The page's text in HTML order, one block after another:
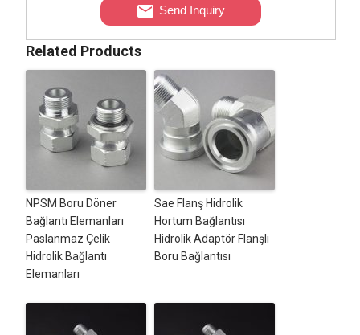
Send Inquiry
Related Products
NPSM Boru Döner
Bağlantı Elemanları
Paslanmaz Çelik
Hidrolik Bağlantı
Elemanları
Sae Flanş Hidrolik
Hortum Bağlantısı
Hidrolik Adaptör Flanşlı
Boru Bağlantısı